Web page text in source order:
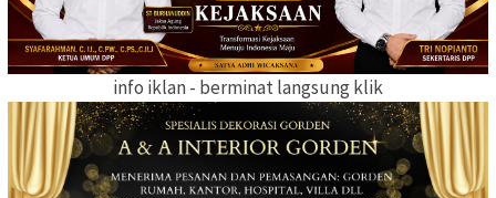
info iklan - berminat langsung klik